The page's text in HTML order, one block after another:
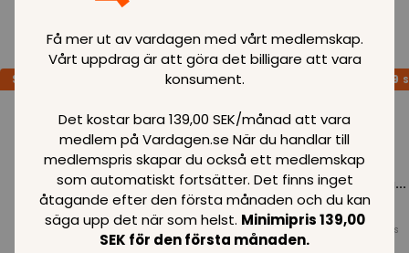
Få mer ut av vardagen med vårt medlemskap.
Vårt uppdrag är att göra det billigare att vara
konsument.
Det kostar bara 139,00 SEK/månad att vara
medlem på Vardagen.se När du handlar till
medlemspris skapar du också ett medlemskap
som automatiskt fortsätter. Det finns inget
åtagande efter den första månaden och du kan
säga upp det när som helst. Minimipris 139,00
SEK för den första månaden.
Loading..
SPARA
Loading...
Normalpris
SPARA 99 SEK
Loading...
Normalpris
99SEK
99
Loading...
Normalpris